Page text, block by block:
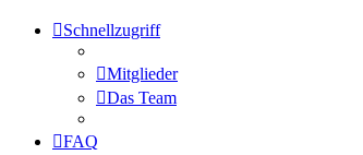
Schnellzugriff
Mitglieder
Das Team
FAQ